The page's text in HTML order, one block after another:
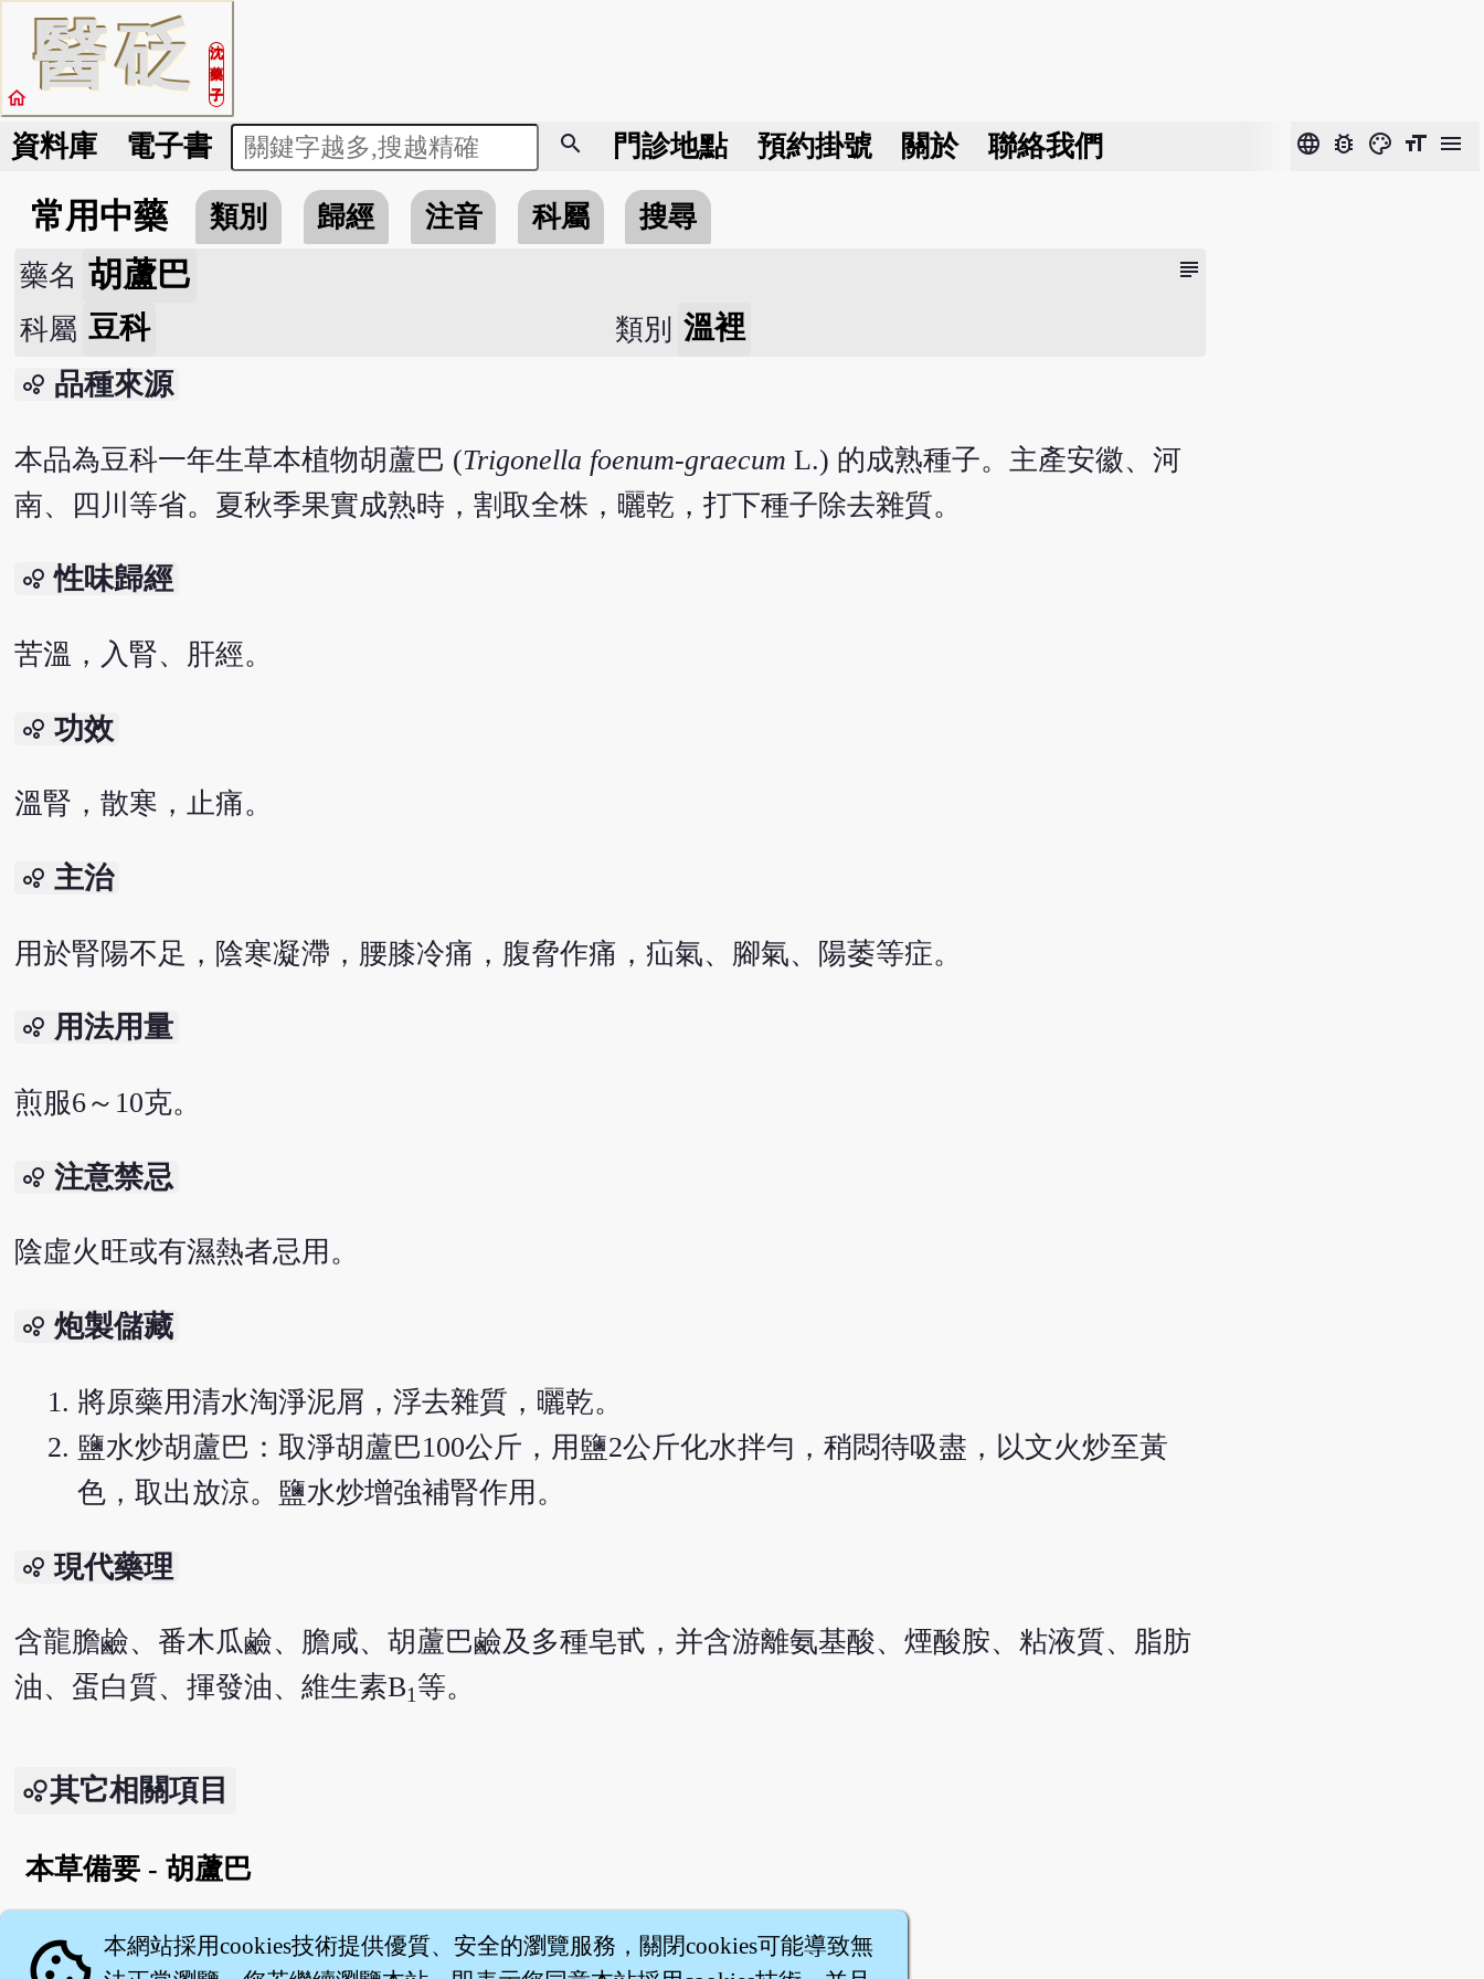
醫砭
沈
藥
子
home
資料庫 電子書 search 門診地點 預約掛號 關於 聯絡我們 language bug_report color_lens format_size menu
常用中藥 類別 歸經 注音 科屬 搜尋
subject
藥名 胡蘆巴
科屬 豆科 類別 溫裡
bubble_chart 品種來源
本品為豆科一年生草本植物胡蘆巴 (Trigonella foenum-graecum L.) 的成熟種子。主產安徽、河
南、四川等省。夏秋季果實成熟時，割取全株，曬乾，打下種子除去雜質。
bubble_chart 性味歸經
苦溫，入腎、肝經。
bubble_chart 功效
溫腎，散寒，止痛。
bubble_chart 主治
用於腎陽不足，陰寒凝滯，腰膝冷痛，腹脅作痛，疝氣、腳氣、陽萎等症。
bubble_chart 用法用量
煎服6～10克。
bubble_chart 注意禁忌
陰虛火旺或有濕熱者忌用。
bubble_chart 炮製儲藏
將原藥用清水淘淨泥屑，浮去雜質，曬乾。
鹽水炒胡蘆巴：取淨胡蘆巴100公斤，用鹽2公斤化水拌勻，稍悶待吸盡，以文火炒至黃
色，取出放涼。鹽水炒增強補腎作用。
bubble_chart 現代藥理
含龍膽鹼、番木瓜鹼、膽咸、胡蘆巴鹼及多種皂甙，并含游離氨基酸、煙酸胺、粘液質、脂肪
油、蛋白質、揮發油、維生素B1 等。
其它相關項目
本草備要 - 胡蘆巴
English version本網站採用cookies技術提供優質、安全的瀏覽服務，關閉cookies可能導致無